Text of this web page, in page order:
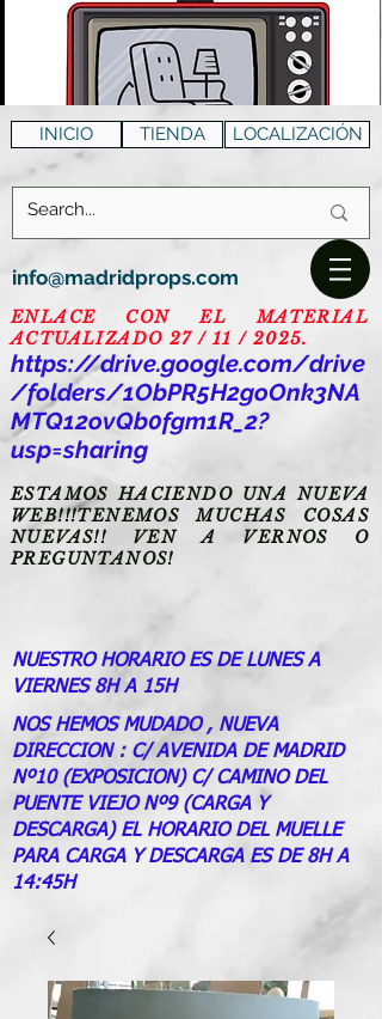
INICIO TIENDA LOCALIZACIÓN
info@madridprops.com
ENLACE CON EL MATERIAL
ACTUALIZADO 27 / 11 / 2025.
https://drive.google.com/drive
/folders/1ObPR5H2goOnk3NA
MTQ12ovQb0fgm1R_2?
usp=sharing
ESTAMOS HACIENDO UNA NUEVA
WEB!!!TENEMOS MUCHAS COSAS
NUEVAS!! VEN A VERNOS O
PREGUNTANOS!
NUESTRO HORARIO ES DE LUNES A
VIERNES 8H A 15H
NOS HEMOS MUDADO , NUEVA
DIRECCION : C/ AVENIDA DE MADRID
Nº10 (EXPOSICION) C/ CAMINO DEL
PUENTE VIEJO Nº9 (CARGA Y
DESCARGA) EL HORARIO DEL MUELLE
PARA CARGA Y DESCARGA ES DE 8H A
14:45H